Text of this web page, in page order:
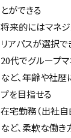
とができる
将来的にはマネジ
リアパスが選択で
20代でグループ
など、年齢や社歴
プを目指せる
在宅勤務（出社自
など、柔軟な働き